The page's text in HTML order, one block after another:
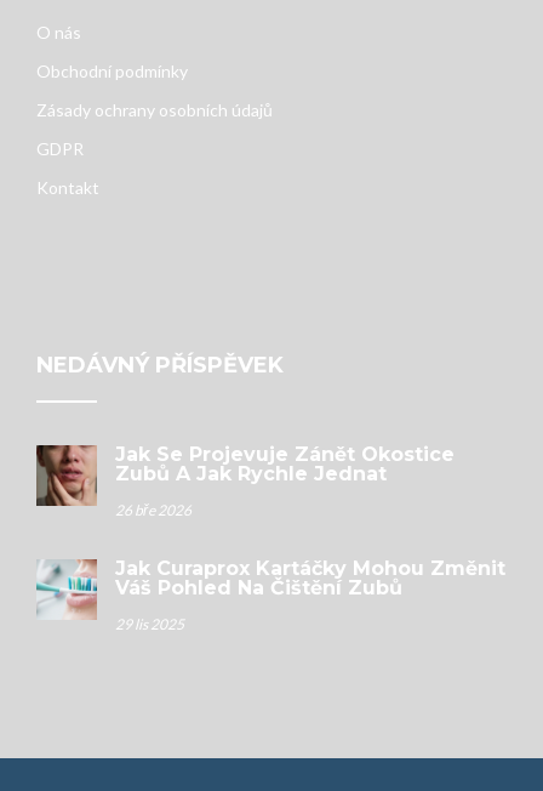
O nás
Obchodní podmínky
Zásady ochrany osobních údajů
GDPR
Kontakt
NEDÁVNÝ PŘÍSPĚVEK
Jak Se Projevuje Zánět Okostice
Zubů A Jak Rychle Jednat
26 bře 2026
Jak Curaprox Kartáčky Mohou Změnit
Váš Pohled Na Čištění Zubů
29 lis 2025